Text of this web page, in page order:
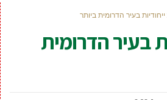
ייחודיות בעיר הדרומית ביותר
בעיר הדרומית